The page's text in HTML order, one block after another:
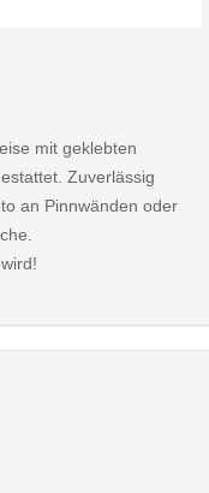
mit geklebten
Zuverlässig
an Pinnwänden oder